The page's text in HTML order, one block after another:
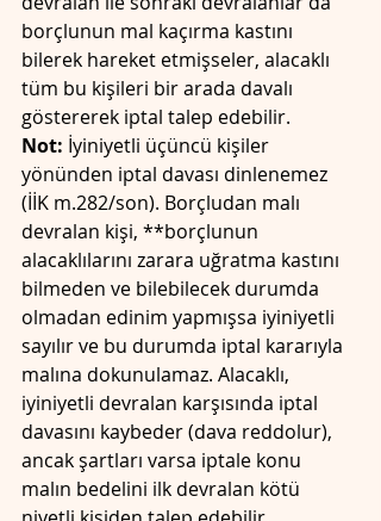
borçlunun mal kaçırma kastını
bilerek hareket etmişseler, alacaklı
tüm bu kişileri bir arada davalı
göstererek iptal talep edebilir.
Not: İyiniyetli üçüncü kişiler
yönünden iptal davası dinlenemez
(İİK m.282/son). Borçludan malı
devralan kişi, **borçlunun
alacaklılarını zarara uğratma kastını
bilmeden ve bilebilecek durumda
olmadan edinim yapmışsa iyiniyetli
sayılır ve bu durumda iptal kararıyla
malına dokunulamaz. Alacaklı,
iyiniyetli devralan karşısında iptal
davasını kaybeder (dava reddolur),
ancak şartları varsa iptale konu
malın bedelini ilk devralan kötü